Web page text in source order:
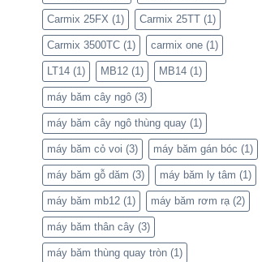
Carmix 25FX (1) Carmix 25TT (1)
Carmix 3500TC (1) carmix one (1)
LT14 (1) MB12 (1) MB14 (1)
máy băm cây ngô (3)
máy băm cây ngô thùng quay (1)
máy băm cỏ voi (3) máy băm gán bóc (1)
máy băm gỗ dăm (3) máy băm ly tâm (1)
máy băm mb12 (1) máy băm rơm rạ(2)
máy băm thân cây (3)
máy băm thùng quay tròn (1)